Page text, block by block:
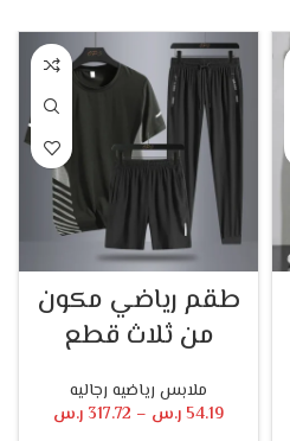
طقم رياضي مكون
من ثلاث قطع
ملابس رياضيه رجاليه
54.19ر.س –
317.72 ر.س